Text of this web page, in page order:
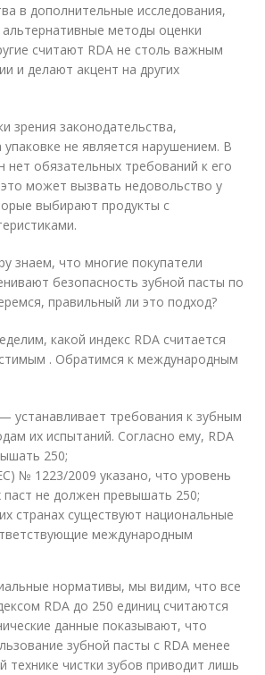
в дополнительные исследования,
методы оценки
считают RDA не столь важным
и делают акцент на других
зрения законодательства,
упаковке не является нарушением. В
нет обязательных требований к его
может вызвать недовольство у
выбирают продукты с
знаем, что многие покупатели
безопасность зубной пасты по
правильный ли это подход?
какой индекс RDA считается
. Обратимся к международным
устанавливает требования к зубным
их испытаний. Согласно ему, RDA
250;
№ 1223/2009 указано, что уровень
паст не должен превышать 250;
странах существуют национальные
международным
нормативы, мы видим, что все
RDA до 250 единиц считаются
данные показывают, что
зубной пасты с RDA менее
технике чистки зубов приводит лишь